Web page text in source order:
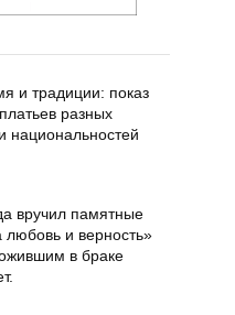
и традиции: показ
разных
национальностей
вручил памятные
и верность»
в браке